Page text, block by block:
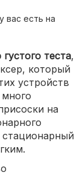
вас есть на
теста,
который
устройств
на
стационарный